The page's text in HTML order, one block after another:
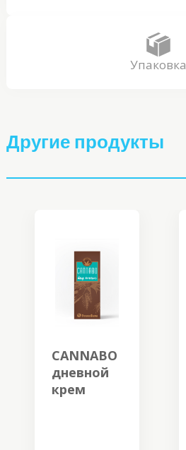
Упаковка
Другие продукты
CANNABO
дневной
крем